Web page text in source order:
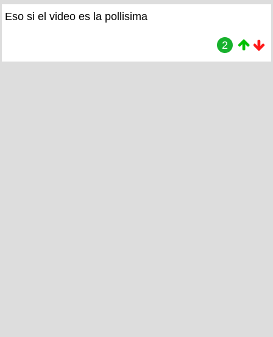
Eso si el video es la pollisima
2